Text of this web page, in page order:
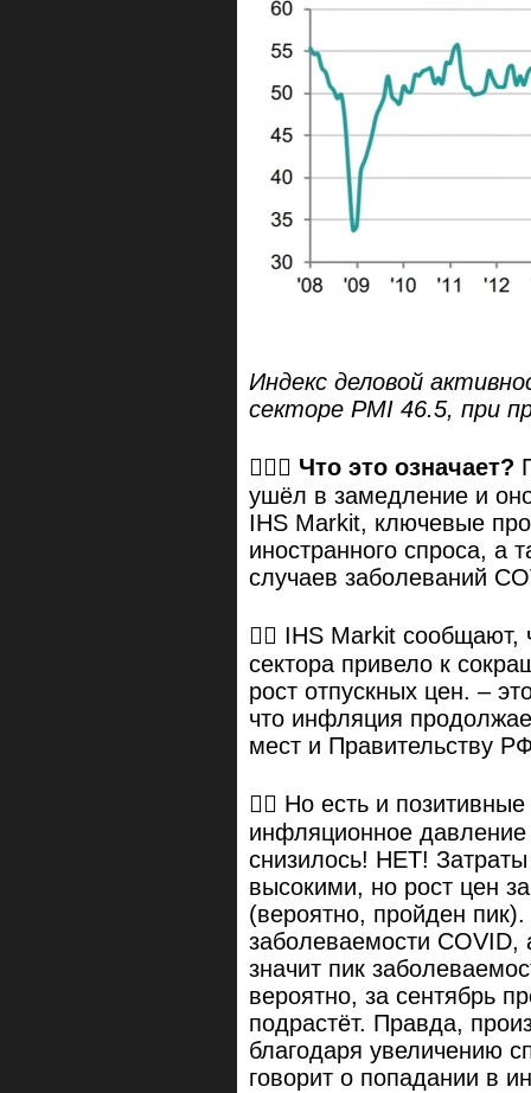
Индекс деловой
секторе PMI 46.5, при
🤷🏼‍♂️ Что это означает?
ушёл в замедление и
IHS Markit, ключевые
иностранного спроса, а
случаев заболеваний
👎🏻 IHS Markit
сектора привело к
рост отпускных цен. –
что инфляция
мест и Правительству
👉🏻 Но есть и
инфляционное давление
снизилось! НЕТ!
высокими, но рост цен
(вероятно, пройден
заболеваемости
значит пик
вероятно, за сентябрь
подрастёт. Правда,
благодаря увеличению
говорит о попадании в